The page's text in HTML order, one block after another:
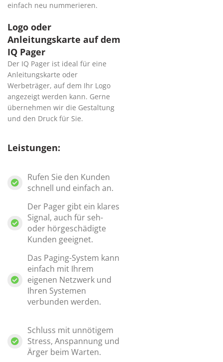
einfach neu nummerieren.
Logo oder
Anleitungskarte auf dem
IQ Pager
Der IQ Pager ist ideal für eine
Anleitungskarte oder
Werbeträger, auf dem Ihr Logo
angezeigt werden kann. Gerne
übernehmen wir die Gestaltung
und den Druck für Sie.
Leistungen:
Rufen Sie den Kunden
schnell und einfach an.
Der Pager gibt ein klares
Signal, auch für seh-
oder hörgeschädigte
Kunden geeignet.
Das Paging-System kann
einfach mit Ihrem
eigenen Netzwerk und
Ihren Systemen
verbunden werden.
Schluss mit unnötigem
Stress, Anspannung und
Ärger beim Warten.